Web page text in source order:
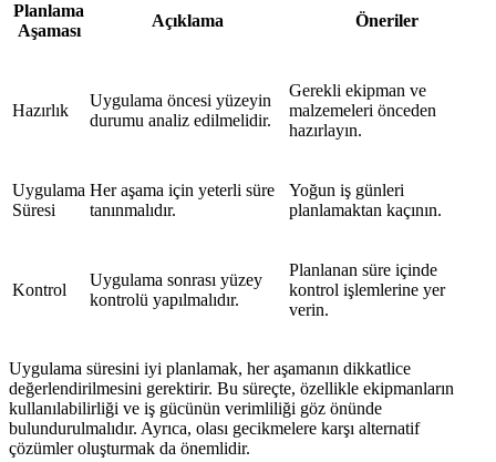
Planlama
Aşaması
Açıklama Öneriler
Hazırlık
Uygulama öncesi yüzeyin
durumu analiz edilmelidir.
Gerekli ekipman ve
malzemeleri önceden
hazırlayın.
Uygulama
Süresi
Her aşama için yeterli süre
tanınmalıdır.
Yoğun iş günleri
planlamaktan kaçının.
Kontrol
Uygulama sonrası yüzey
kontrolü yapılmalıdır.
Planlanan süre içinde
kontrol işlemlerine yer
verin.
Uygulama süresini iyi planlamak, her aşamanın dikkatlice
değerlendirilmesini gerektirir. Bu süreçte, özellikle ekipmanların
kullanılabilirliği ve iş gücünün verimliliği göz önünde
bulundurulmalıdır. Ayrıca, olası gecikmelere karşı alternatif
çözümler oluşturmak da önemlidir.